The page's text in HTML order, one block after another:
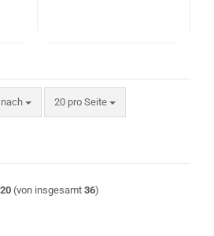
20 pro Seite
pro Seite
20 (von insgesamt 36)